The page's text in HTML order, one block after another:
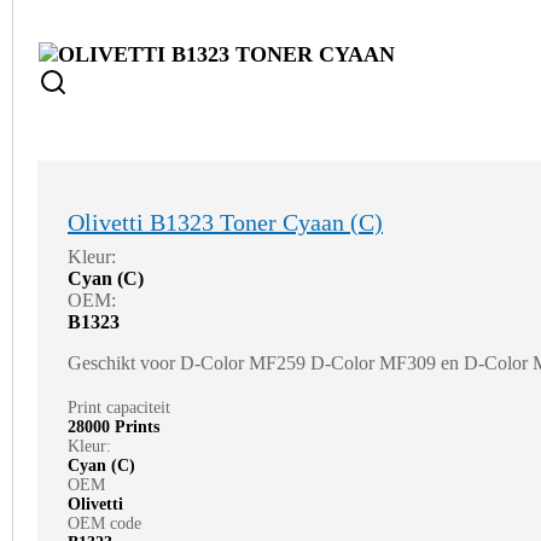
Olivetti B1323 Toner Cyaan (C)
Kleur:
Cyan (C)
OEM:
B1323
Geschikt voor D-Color MF259 D-Color MF309 en D-Color
Print capaciteit
28000 Prints
Kleur:
Cyan (C)
OEM
Olivetti
OEM code